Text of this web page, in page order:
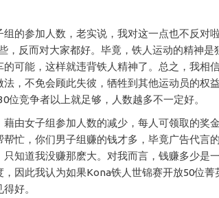
的参加人数，老实说，我对这一点也不反对
，反而对大家都好。毕竟，铁人运动的精神是
可能，这样就违背铁人精神了。总之，我相
，不免会顾此失彼，牺牲到其他运动员的权
竞争者以上就足够，人数越多不一定好。
由女子组参加人数的减少，每人可领取的奖
忙，你们男子组赚的钱才多，毕竟广告代言
知道我没赚那麽大。对我而言，钱赚多少是
因此我认为如果Kona铁人世锦赛开放50位菁
好。